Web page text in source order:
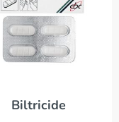
Biltricide